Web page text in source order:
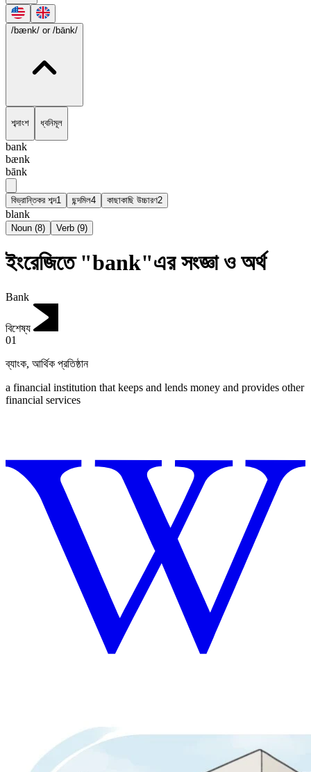
/bænk/ or /bānk/
শব্দাংশ ধ্বনিমূল
bank
bænk
bānk
বিভ্রান্তিকর শব্দ1 ছন্দমিল4 কাছাকাছি উচ্চারণ2
blank
Noun (8) Verb (9)
ইংরেজিতে "bank"এর সংজ্ঞা ও অর্থ
Bank
বিশেষ্য
01
ব্যাংক, আর্থিক প্রতিষ্ঠান
a financial institution that keeps and lends money and provides other
financial services